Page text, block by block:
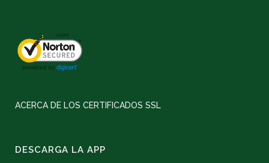
ACERCA DE LOS CERTIFICADOS SSL
DESCARGA LA APP